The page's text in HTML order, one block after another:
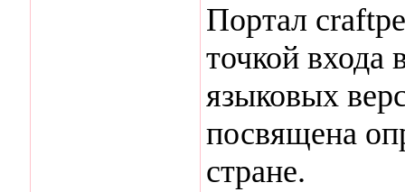
Портал
точкой входа
языковых
посвящена
стране.